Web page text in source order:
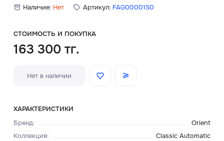
Наличие: Нет Артикул: FAG00001S0
СТОИМОСТЬ И ПОКУПКА
163 300 тг.
Нет в наличии
ХАРАКТЕРИСТИКИ
Бренд:
Orient
Коллекция:
Classic Automatic
Главная
О нас